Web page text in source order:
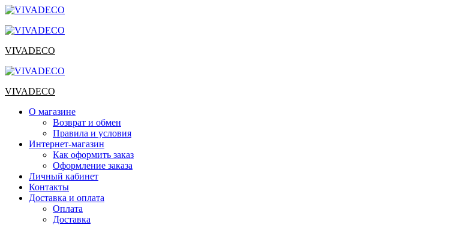
Перейти
содержимому
VIVADECO
VIVADECO
О магазине
Возврат и обмен
Правила и условия
Интернет-магазин
Как оформить заказ
Оформление заказа
Личный кабинет
Контакты
Доставка и оплата
Оплата
Доставка